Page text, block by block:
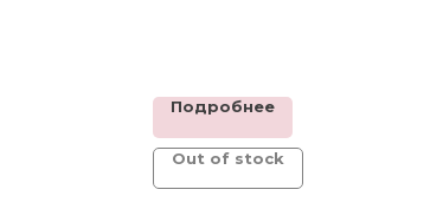
Подробнее
Out of stock